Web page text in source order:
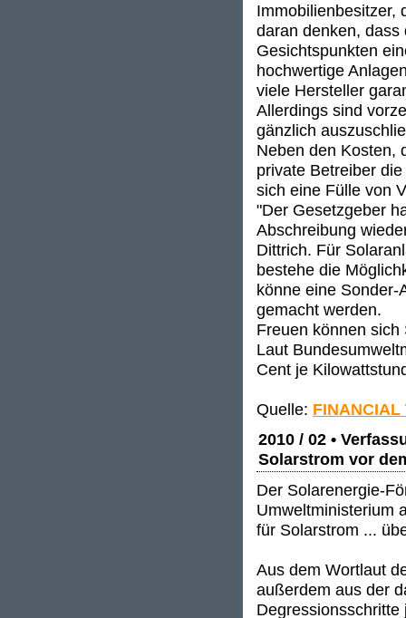
Immobilienbesitzer,
daran denken,
Gesichtspunkten
hochwertige
viele Hersteller
Allerdings sind
gänzlich
Neben den Kosten,
private Betreiber
sich eine Fülle von
"Der Gesetzgeber
Abschreibung
Dittrich. Für
bestehe die
könne eine Sonder-
gemacht werden.
Freuen können
Laut
Cent je
Quelle: FINANCIAL
2010 / 02 •
Solarstrom vor
Der Solarenergie-
Umweltministerium
für Solarstrom ...
Aus dem Wortlaut
außerdem aus der